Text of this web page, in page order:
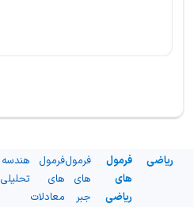
ریاضی
فرمول
های
ریاضی
فرمول
های
جبر
فرمول
های
معادلات
هندسه
تحلیلی